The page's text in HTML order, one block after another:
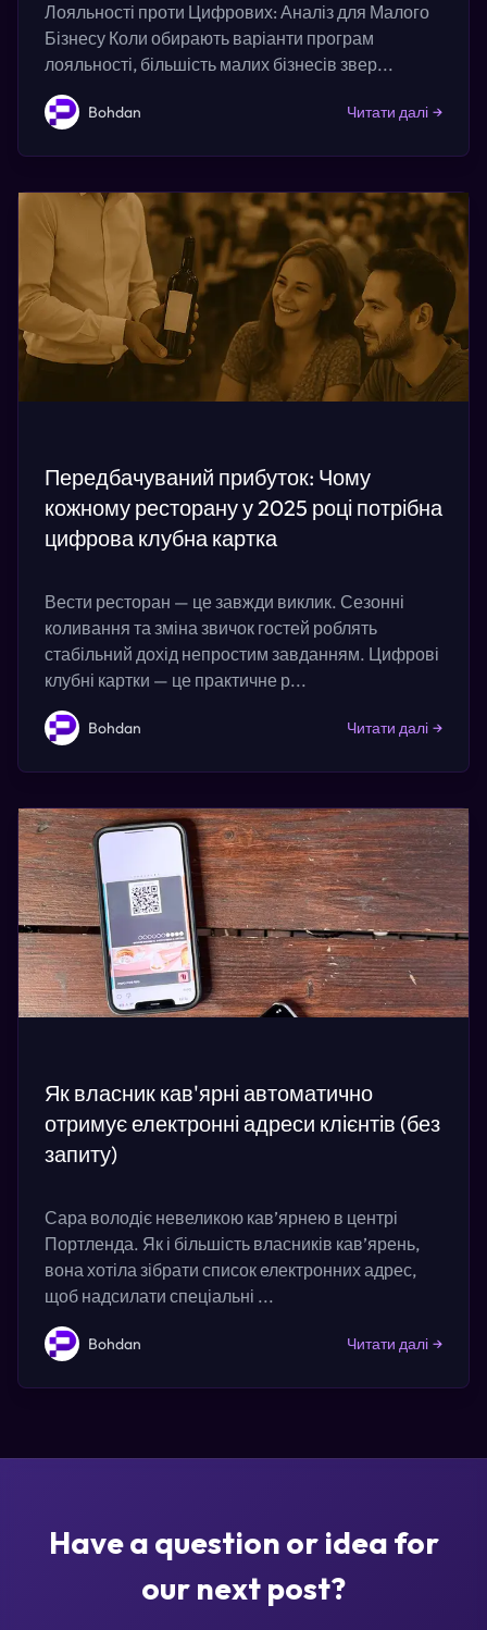
Лояльності проти Цифрових: Аналіз для Малого
Бізнесу Коли обирають варіанти програм
лояльності, більшість малих бізнесів звер...
Bohdan Читати далі →
Передбачуваний прибуток: Чому
кожному ресторану у 2025 році потрібна
цифрова клубна картка
Вести ресторан — це завжди виклик. Сезонні
коливання та зміна звичок гостей роблять
стабільний дохід непростим завданням. Цифрові
клубні картки — це практичне р...
Bohdan Читати далі →
Як власник кав'ярні автоматично
отримує електронні адреси клієнтів (без
запиту)
Сара володіє невеликою кав’ярнею в центрі
Портленда. Як і більшість власників кав’ярень,
вона хотіла зібрати список електронних адрес,
щоб надсилати спеціальні ...
Bohdan Читати далі →
Have a question or idea for
our next post?